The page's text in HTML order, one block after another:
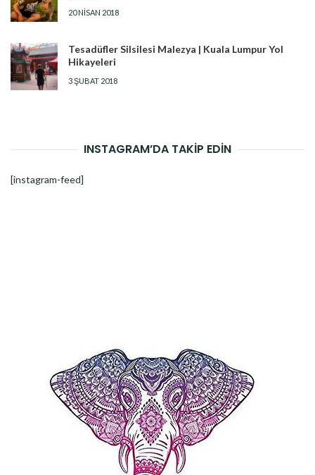
20 NISAN 2018
Tesadüfler Silsilesi Malezya | Kuala Lumpur Yol
Hikayeleri
3 ŞUBAT 2018
INSTAGRAM’DA TAKİP EDİN
[instagram-feed]